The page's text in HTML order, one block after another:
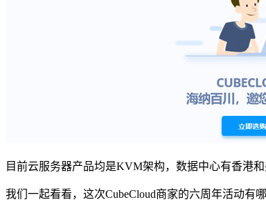
目前云服务器产品均是KVM架构，数据中心有香港
我们一起看看，这次CubeCloud商家的六周年活动有哪